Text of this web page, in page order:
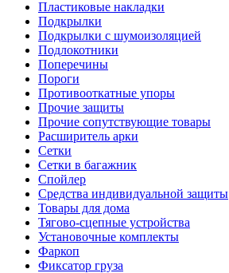
Пластиковые накладки
Подкрылки
Подкрылки с шумоизоляцией
Подлокотники
Поперечины
Пороги
Противооткатные упоры
Прочие защиты
Прочие сопутствующие товары
Расширитель арки
Сетки
Сетки в багажник
Спойлер
Средства индивидуальной защиты
Товары для дома
Тягово-сцепные устройства
Установочные комплекты
Фаркоп
Фиксатор груза